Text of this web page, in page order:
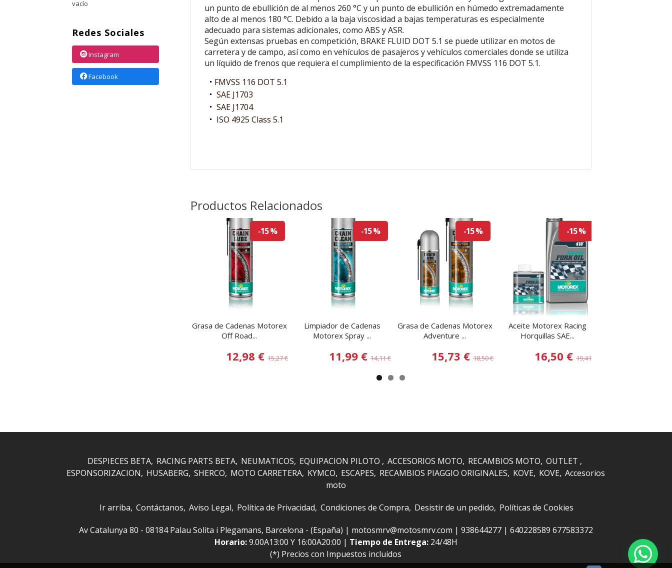
vacío
Redes Sociales
Instagram
Facebook
un punto de ebullición de al menos 260 °C y un punto de ebullición en húmedo extremadamente
alto de al menos 180 °C. Debido a la baja viscosidad a bajas temperaturas es especialmente
adecuado para sistemas adicionales, como ABS y ASR.
Según extensas pruebas en competición, BRAKE FLUID DOT 5.1 se puede utilizar en motos de
carretera y de campo, así como en vehículos de pasajeros y vehículos comerciales donde se utiliza
un líquido de frenos que requiera el cumplimiento de la especificación FMVSS 116 DOT 5.1.
FMVSS 116 DOT 5.1
SAE J1703
SAE J1704
ISO 4925 Class 5.1
Productos Relacionados
-15 %
Grasa de Cadenas Motorex
Off Road...
12,98 €15,27 €
-15 %
Limpiador de Cadenas
Motorex Spray ...
11,99 € 14,11 €
-15 %
Grasa de Cadenas Motorex
Adventure ...
15,73 €18,50 €
-15 %
Aceite Motorex Racing
Horquillas SAE...
16,50 € 19,41 €
DESPIECES BETA RACING PARTS BETA NEUMATICOS EQUIPACION PILOTO ACCESORIOS MOTO RECAMBIOS MOTO OUTLET
ESPONSORIZACION
HUSABERG SHERCO MOTO CARRETERA KYMCO ESCAPES RECAMBIOS PIAGGIO ORIGINALES KOVE KOVE Accesorios
moto
Ir arriba Contáctanos Aviso Legal Política de Privacidad Condiciones de Compra Desistir de un pedido Políticas de Cookies
Av Catalunya 80 - 08184 Palau Solita i Plegamans, Barcelona - (España) | motosmrv@motosmrv.com | 938644277| 640228589 677583372
Horario:9.00A13:00 Y 16:00A20:00 | Tiempo de Entrega: 24/48H
(*) Precios con Impuestos incluidos